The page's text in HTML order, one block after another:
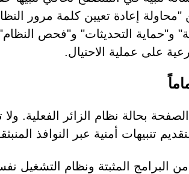
و"حماية التحديثات" و"فحص
على عملية الاحتيال.
بحالة نظام الزائر الفعلية.
تنبيهات أمنية عبر النوافذ
البرامج المثبتة ونظام التشغيل